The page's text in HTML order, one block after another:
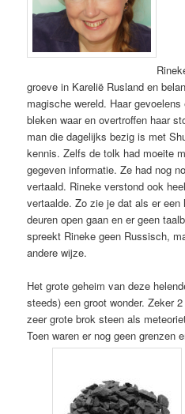
groeve in Karelië Rusland en
magische wereld. Haar
bleken waar en overtroffen haar
man die dagelijks bezig is met
kennis. Zelfs de tolk had moeite
gegeven informatie. Ze had nog
vertaald. Rineke verstond ook
vertaalde. Zo zie je dat als er
deuren open gaan en er geen
spreekt Rineke geen Russisch,
andere wijze.
Het grote geheim van deze
steeds) een groot wonder. Zeker
zeer grote brok steen als
Toen waren er nog geen grenzen